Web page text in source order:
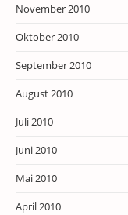
November 2010
Oktober 2010
September 2010
August 2010
Juli 2010
Juni 2010
Mai 2010
April 2010